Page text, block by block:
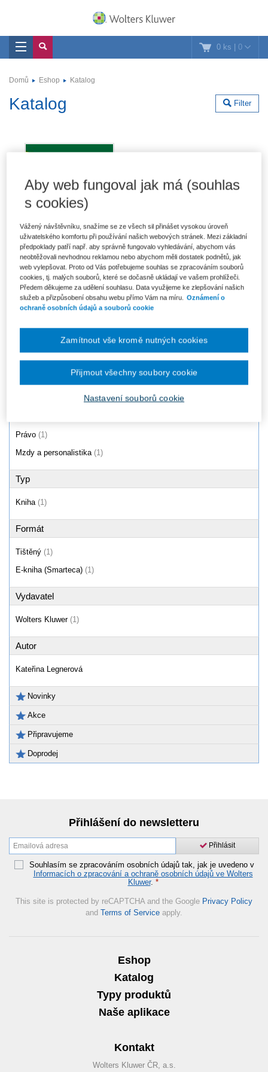
0 ks | 0
Domů Eshop Katalog
Filter
Katalog
Lidské zdroje v sociálních
podnicích - 2. vydání
Od 397 Kč
Produkty1 - 1 / 1
Právo (1)
Mzdy a personalistika (1)
Typ
Kniha (1)
Formát
Tištěný (1)
E-kniha (Smarteca) (1)
Vydavatel
Wolters Kluwer (1)
Autor
Kateřina Legnerová
Novinky
Akce
Připravujeme
Doprodej
Přihlášení do newsletteru
Přihlásit
Souhlasím se zpracováním osobních údajů tak, jak je uvedeno v
Informacích o zpracování a ochraně osobních údajů ve Wolters
Kluwer. *
This site is protected by reCAPTCHA and the Google Privacy Policy
and Terms of Service apply.
Eshop
Katalog
Typy produktů
Naše aplikace
Kontakt
Wolters Kluwer ČR, a.s.
Aby web fungoval jak má (souhlas
s cookies)
Vážený návštěvníku, snažíme se ze všech sil přinášet vysokou úroveň
uživatelského komfortu při používání našich webových stránek. Mezi základní
předpoklady patří např. aby správně fungovalo vyhledávání, abychom vás
neobtěžovali nevhodnou reklamou nebo abychom měli dostatek podnětů, jak
web vylepšovat. Proto od Vás potřebujeme souhlas se zpracováním souborů
cookies, tj. malých souborů, které se dočasně ukládají ve vašem prohlížeči.
Předem děkujeme za udělení souhlasu. Data využijeme ke zlepšování našich
služeb a přizpůsobení obsahu webu přímo Vám na míru.
Oznámení o
ochraně osobních údajů a souborů cookie
Nastavení souborů cookie
Zamítnout vše kromě nutných cookies
Přijmout všechny soubory cookie